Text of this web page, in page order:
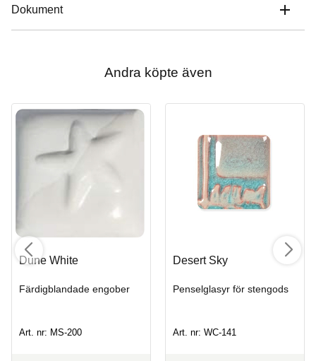
Dokument
Andra köpte även
Dune White
Färdigblandade engober
Art. nr: MS-200
Desert Sky
Penselglasyr för stengods
Art. nr: WC-141